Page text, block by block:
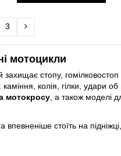
3
мотоцикли
стопу, гомілковостоп
колія, гілки, удари об
мотокросу, а також моделі
стоїть на